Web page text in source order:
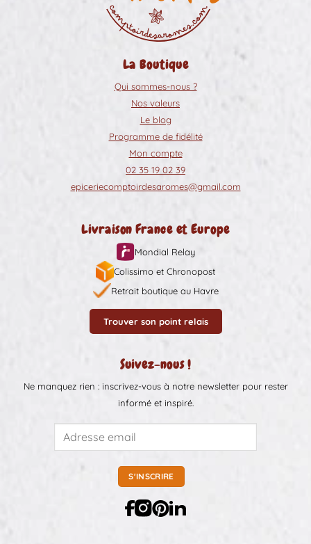
La Boutique
Qui sommes-nous ?
Nos valeurs
Le blog
Programme de fidélité
Mon compte
02 35 19 02 39
epiceriecomptoirdesaromes@gmail.com
Livraison France et Europe
Mondial Relay
Colissimo et Chronopost
Retrait boutique au Havre
Trouver son point relais
Suivez-nous !
Ne manquez rien : inscrivez-vous à notre newsletter pour rester
informé et inspiré.